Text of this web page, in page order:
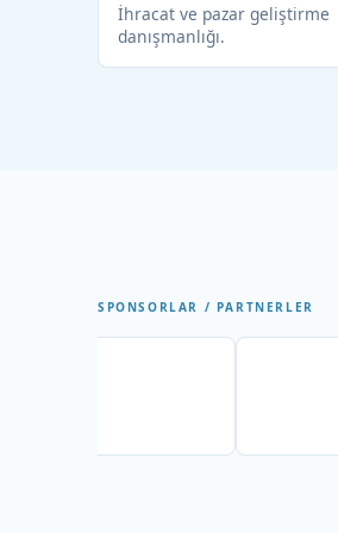
İhracat ve pazar geliştirme
danışmanlığı.
SPONSORLAR / PARTNERLER